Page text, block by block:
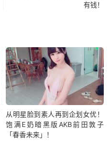
有钱！
从明星脸到素人再到企划女优！
饱满E奶暗黑版AKB前田敦子
「春香未来」！